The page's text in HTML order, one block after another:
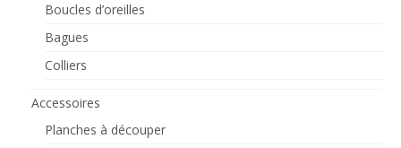
Boucles d’oreilles
Bagues
Colliers
Accessoires
Planches à découper